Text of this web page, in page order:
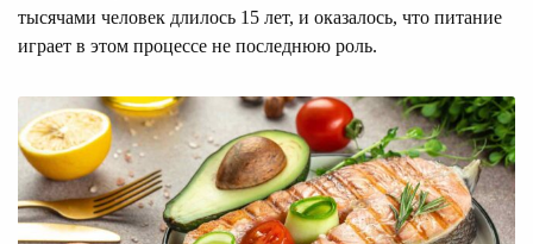
тысячами человек длилось 15 лет, и оказалось, что питание
играет в этом процессе не последнюю роль.